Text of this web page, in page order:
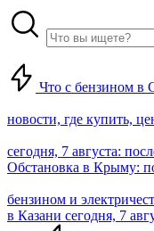
Что с бензином в
новости, где купить,
сегодня, 7 августа:
Обстановка в Крыму:
бензином и
в Казани сегодня, 7